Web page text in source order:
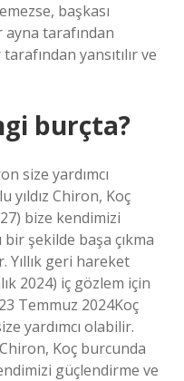
başkası
tarafından
yansıtılır ve
burçta?
size yardımcı
Chiron, Koç
bize kendimizi
şekilde başa çıkma
geri hareket
2024) iç gözlem için
Temmuz 2024Koç
yardımcı olabilir.
Koç burcunda
güçlendirme ve